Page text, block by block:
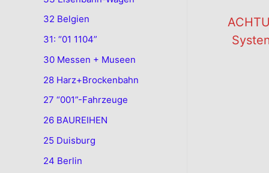
32 Belgien
31: “01 1104”
30 Messen + Museen
28 Harz+Brockenbahn
27 “001”-Fahrzeuge
26 BAUREIHEN
25 Duisburg
24 Berlin